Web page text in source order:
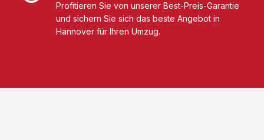
Profitieren Sie von unserer Best-Preis-Garantie
und sichern Sie sich das beste Angebot in
Hannover für Ihren Umzug.